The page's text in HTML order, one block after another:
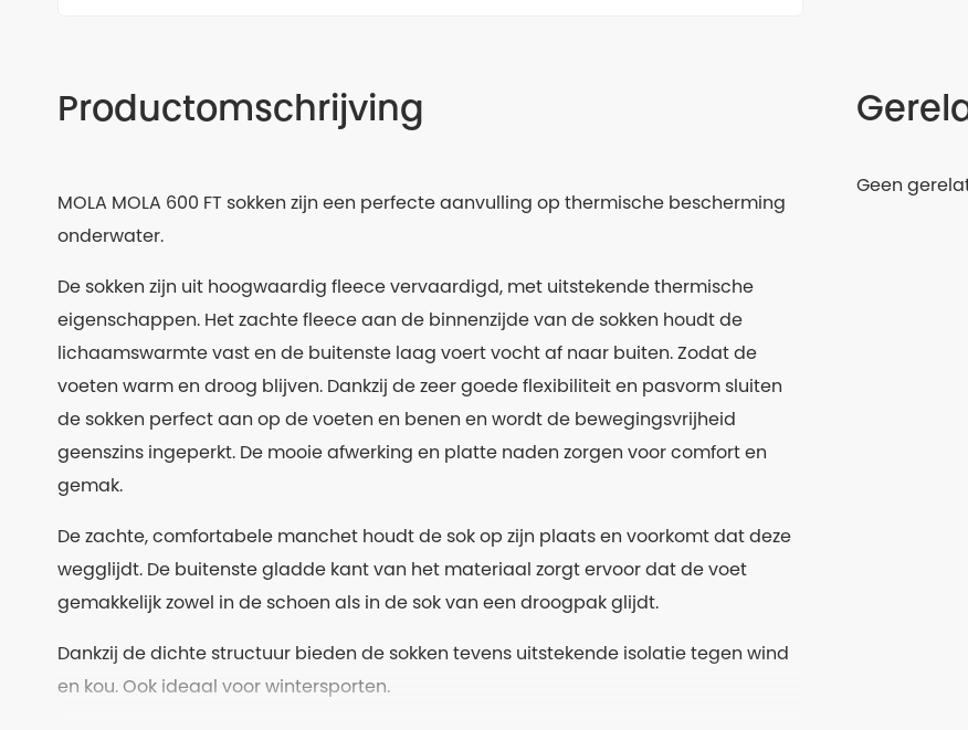
Productomschrijving
MOLA MOLA 600 FT sokken zijn een perfecte aanvulling op thermische bescherming
onderwater.
De sokken zijn uit hoogwaardig fleece vervaardigd, met uitstekende thermische
eigenschappen. Het zachte fleece aan de binnenzijde van de sokken houdt de
lichaamswarmte vast en de buitenste laag voert vocht af naar buiten. Zodat de
voeten warm en droog blijven. Dankzij de zeer goede flexibiliteit en pasvorm sluiten
de sokken perfect aan op de voeten en benen en wordt de bewegingsvrijheid
geenszins ingeperkt. De mooie afwerking en platte naden zorgen voor comfort en
gemak.
De zachte, comfortabele manchet houdt de sok op zijn plaats en voorkomt dat deze
wegglijdt. De buitenste gladde kant van het materiaal zorgt ervoor dat de voet
gemakkelijk zowel in de schoen als in de sok van een droogpak glijdt.
Dankzij de dichte structuur bieden de sokken tevens uitstekende isolatie tegen wind
en kou. Ook ideaal voor wintersporten.
Geen